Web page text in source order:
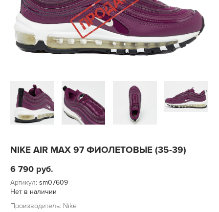
NIKE AIR MAX 97 ФИОЛЕТОВЫЕ (35-39)
6 790 руб.
Артикул: sm07609
Нет в наличии
Производитель: Nike